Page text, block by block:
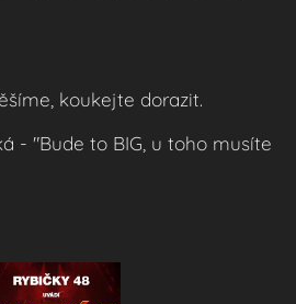
koukejte dorazit.
- "Bude to BIG , u toho musíte